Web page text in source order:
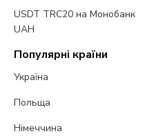
USDT TRC20 на Монобанк
UAH
Популярні країни
Україна
Польща
Німеччина